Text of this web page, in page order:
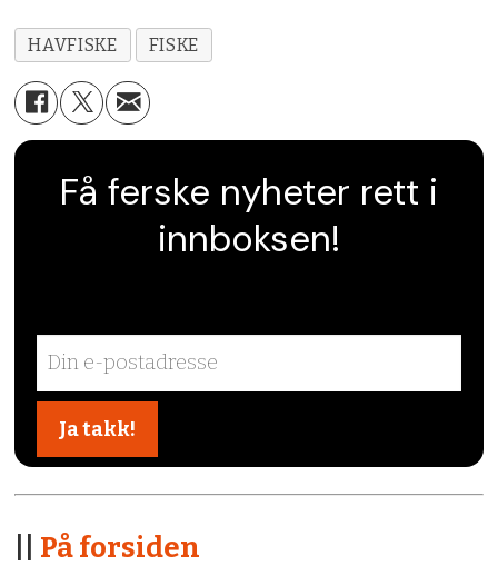
HAVFISKE FISKE
Få ferske nyheter rett i
innboksen!
På forsiden